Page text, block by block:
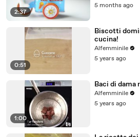
2:37
5 months ago
0:51
Biscotti
cucina!
Alfemminile
5 years ago
1:00
Baci di
Alfemminile
5 years ago